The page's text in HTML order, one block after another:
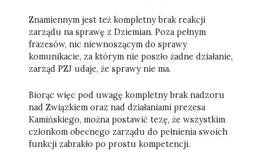
Znamiennym jest też kompletny brak reakcji
zarządu na sprawę z Dziemian. Poza pełnym
frazesów, nic niewnoszącym do sprawy
komunikacie, za którym nie poszło żadne działanie,
zarząd PZJ udaje, że sprawy nie ma.
Biorąc więc pod uwagę kompletny brak nadzoru
nad Związkiem oraz nad działaniami prezesa
Kamińskiego, można postawić tezę, że wszystkim
członkom obecnego zarządu do pełnienia swoich
funkcji zabrakło po prostu kompetencji.